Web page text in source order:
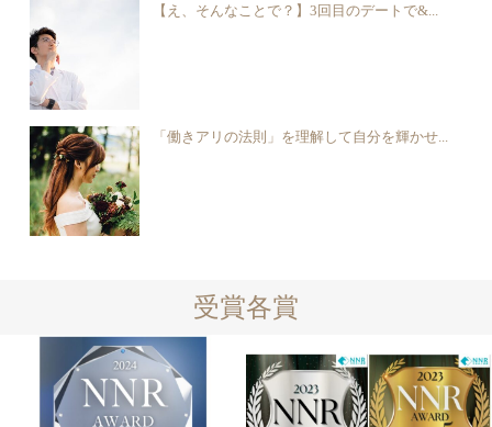
【え、そんなことで？】3回目のデートで&...
「働きアリの法則」を理解して自分を輝かせ...
受賞各賞